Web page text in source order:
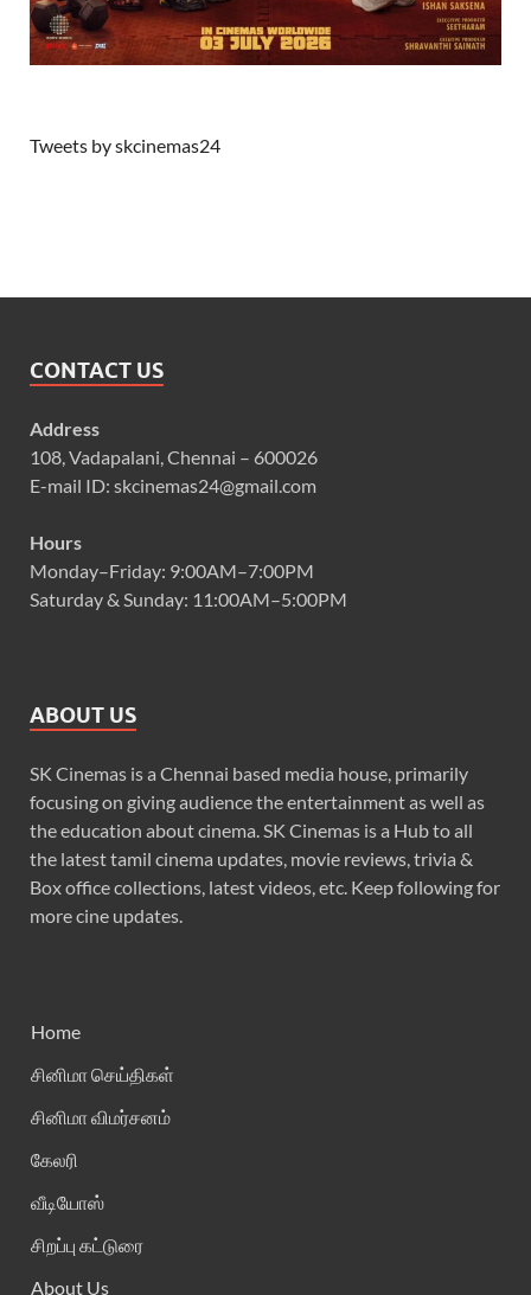
Tweets by skcinemas24
CONTACT US
Address
108, Vadapalani, Chennai – 600026
E-mail ID: skcinemas24@gmail.com
Hours
Monday–Friday: 9:00AM–7:00PM
Saturday & Sunday: 11:00AM–5:00PM
ABOUT US
SK Cinemas is a Chennai based media house, primarily
focusing on giving audience the entertainment as well as
the education about cinema. SK Cinemas is a Hub to all
the latest tamil cinema updates, movie reviews, trivia &
Box office collections, latest videos, etc. Keep following for
more cine updates.
Home
சினிமா செய்திகள்
சினிமா விமர்சனம்
கேலரி
வீடியோஸ்
சிறப்பு கட்டுரை
About Us